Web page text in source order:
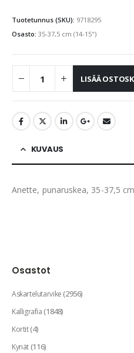
Tuotetunnus (SKU): 9718295
Osasto: 35-37,5 cm (14-15")
LISÄÄ
KUVAUS
Anette, punaruskea, 35-37,5
Osastot
Askartelutarvike(2956)
Kalligrafia(1848)
Kortit(4)
Kynät(116)